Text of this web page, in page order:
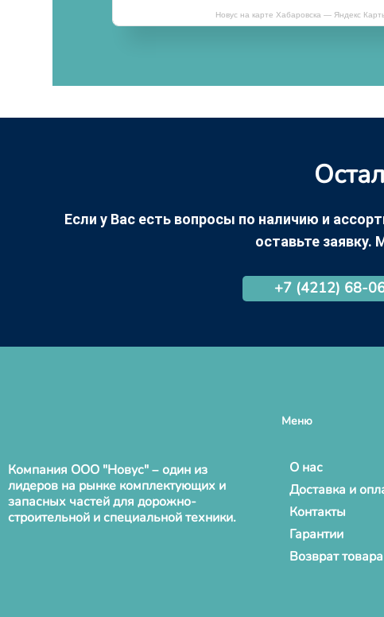
Новус на карте Хабаровска — Яндекс
Если у Вас есть вопросы по наличию и
оставьте
+7 (4212) 68-
Компания ООО "Новус" – один из
лидеров на рынке комплектующих и
запасных частей для дорожно-
строительной и специальной техники.
Меню
О нас
Доставка и
Контакты
Гарантии
Возврат товара